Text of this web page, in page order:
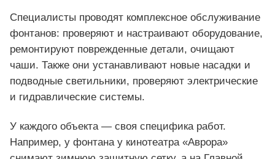
Специалисты проводят комплексное обслуживание
фонтанов: проверяют и настраивают оборудование,
ремонтируют поврежденные детали, очищают
чаши. Также они устанавливают новые насадки и
подводные светильники, проверяют электрические
и гидравлические системы.
У каждого объекта — своя специфика работ.
Например, у фонтана у кинотеатра «Аврора»